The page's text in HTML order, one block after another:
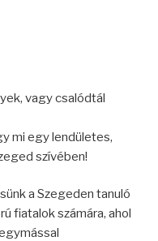
vagy csalódtál
mi egy lendületes,
szívében!
a Szegeden tanuló
fiatalok számára, ahol